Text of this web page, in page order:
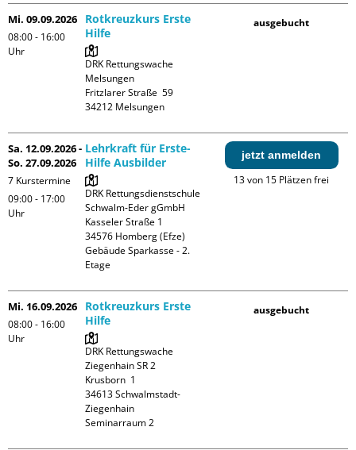
Mi. 09.09.2026
08:00 - 16:00
Uhr
Rotkreuzkurs Erste
Hilfe
DRK Rettungswache
Melsungen
Fritzlarer Straße  59
ausgebucht
Sa. 12.09.2026 -
So. 27.09.2026
7 Kurstermine
09:00 - 17:00
Uhr
Lehrkraft für Erste-
Hilfe Ausbilder
DRK Rettungsdienstschule
Schwalm-Eder gGmbH
Kasseler Straße 1
34576 Homberg (Efze)
Gebäude Sparkasse - 2.
Etage
jetzt anmelden
13 von 15 Plätzen frei
Mi. 16.09.2026
08:00 - 16:00
Uhr
Rotkreuzkurs Erste
Hilfe
DRK Rettungswache
Ziegenhain SR 2
Krusborn  1
34613 Schwalmstadt-
Ziegenhain
Seminarraum 2
ausgebucht